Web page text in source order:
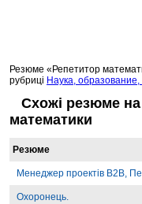
Резюме «Репетитор
рубриці Наука,
Схожі резюме
математики
Резюме
Менеджер проектів B2B,
Охоронець.